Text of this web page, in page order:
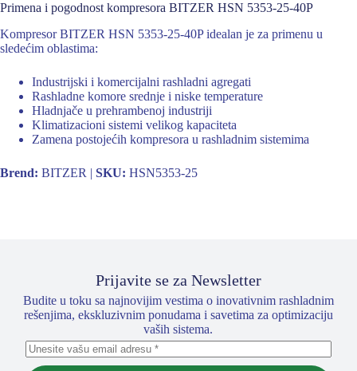
Primena i pogodnost kompresora BITZER HSN 5353-25-40P
Kompresor BITZER HSN 5353-25-40P idealan je za primenu u
sledećim oblastima:
Industrijski i komercijalni rashladni agregati
Rashladne komore srednje i niske temperature
Hladnjače u prehrambenoj industriji
Klimatizacioni sistemi velikog kapaciteta
Zamena postojećih kompresora u rashladnim sistemima
Brend: BITZER | SKU: HSN5353-25
Prijavite se za Newsletter
Budite u toku sa najnovijim vestima o inovativnim rashladnim
rešenjima, ekskluzivnim ponudama i savetima za optimizaciju
vaših sistema.